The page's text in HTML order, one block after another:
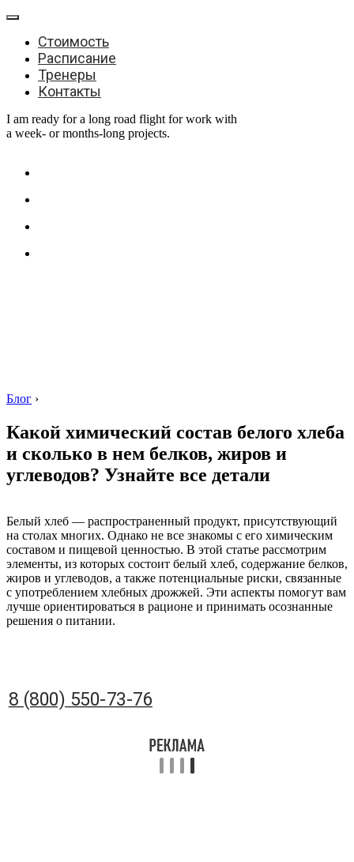
Стоимость
Расписание
Тренеры
Контакты
I am ready for a long road flight for work with
a week- or months-long projects.
Блог ›
Какой химический состав белого хлеба
и сколько в нем белков, жиров и
углеводов? Узнайте все детали
Белый хлеб — распространенный продукт, присутствующий
на столах многих. Однако не все знакомы с его химическим
составом и пищевой ценностью. В этой статье рассмотрим
элементы, из которых состоит белый хлеб, содержание белков,
жиров и углеводов, а также потенциальные риски, связанные
с употреблением хлебных дрожжей. Эти аспекты помогут вам
лучше ориентироваться в рационе и принимать осознанные
решения о питании.